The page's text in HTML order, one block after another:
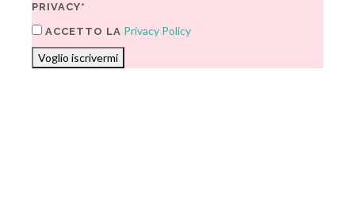
PRIVACY*
ACCETTO LA Privacy Policy
Voglio iscrivermi